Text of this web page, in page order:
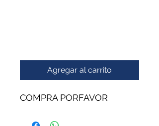
Agregar al carrito
COMPRA PORFAVOR